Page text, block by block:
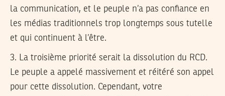
la communication, et le peuple n’a pas confiance en
les médias traditionnels trop longtemps sous tutelle
et qui continuent à l’être.
3. La troisième priorité serait la dissolution du RCD.
Le peuple a appelé massivement et réitéré son appel
pour cette dissolution. Cependant, votre